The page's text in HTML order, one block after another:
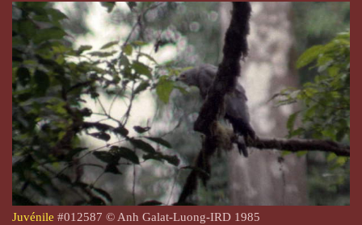
Juvénile #012587 © Anh Galat-Luong-IRD 1985